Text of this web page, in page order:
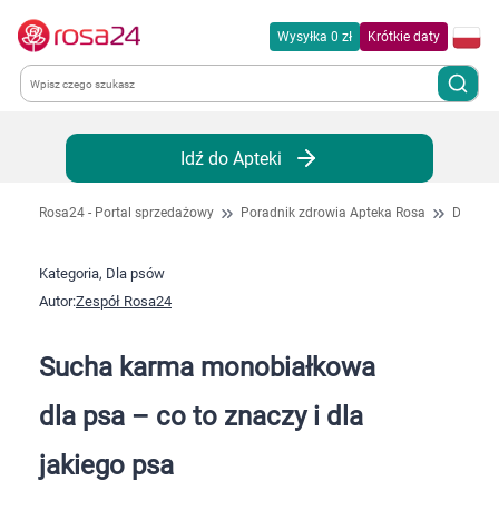
Wysyłka 0 zł Krótkie daty
Kategorie
Chemia gospodarcza
Dla zwierząt
Idź do Apteki
Rosa24 - Portal sprzedażowy Poradnik zdrowia Apteka Rosa Dla
Kategoria, Dla psów
Autor:Zespół Rosa24
Sucha karma monobiałkowa
dla psa – co to znaczy i dla
jakiego psa